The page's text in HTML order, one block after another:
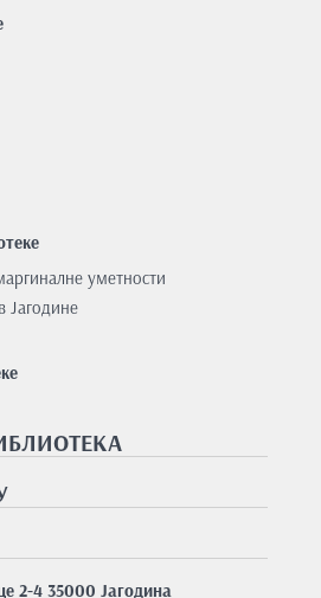
уметности
Јагодине
2-4 35000 Јагодина